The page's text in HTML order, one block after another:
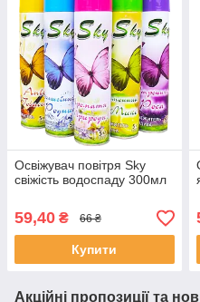
Освіжувач повітря Sky
свіжість водоспаду 300мл
59,40 ₴ 66 ₴
Купити
Акційні пропозиції та